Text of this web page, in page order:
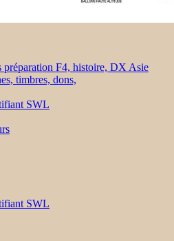
préparation F4, histoire, DX Asie
timbres, dons,
SWL
SWL